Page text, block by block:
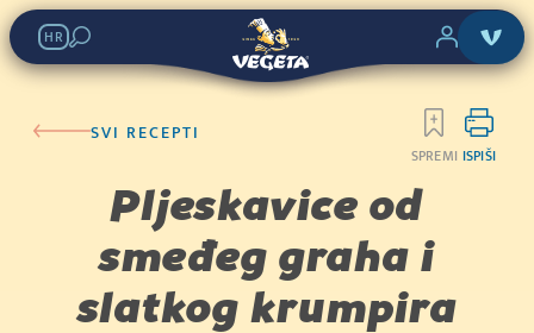
HR
SVI RECEPTI
SPREMI ISPIŠI
Pljeskavice od
smeđeg graha i
slatkog krumpira